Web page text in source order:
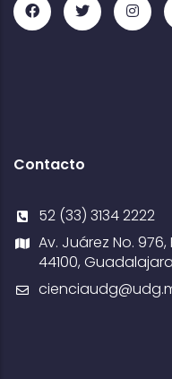
Contacto
52 (33) 3134 2222
Av. Juárez No.
44100,